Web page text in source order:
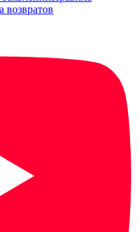
возвратов